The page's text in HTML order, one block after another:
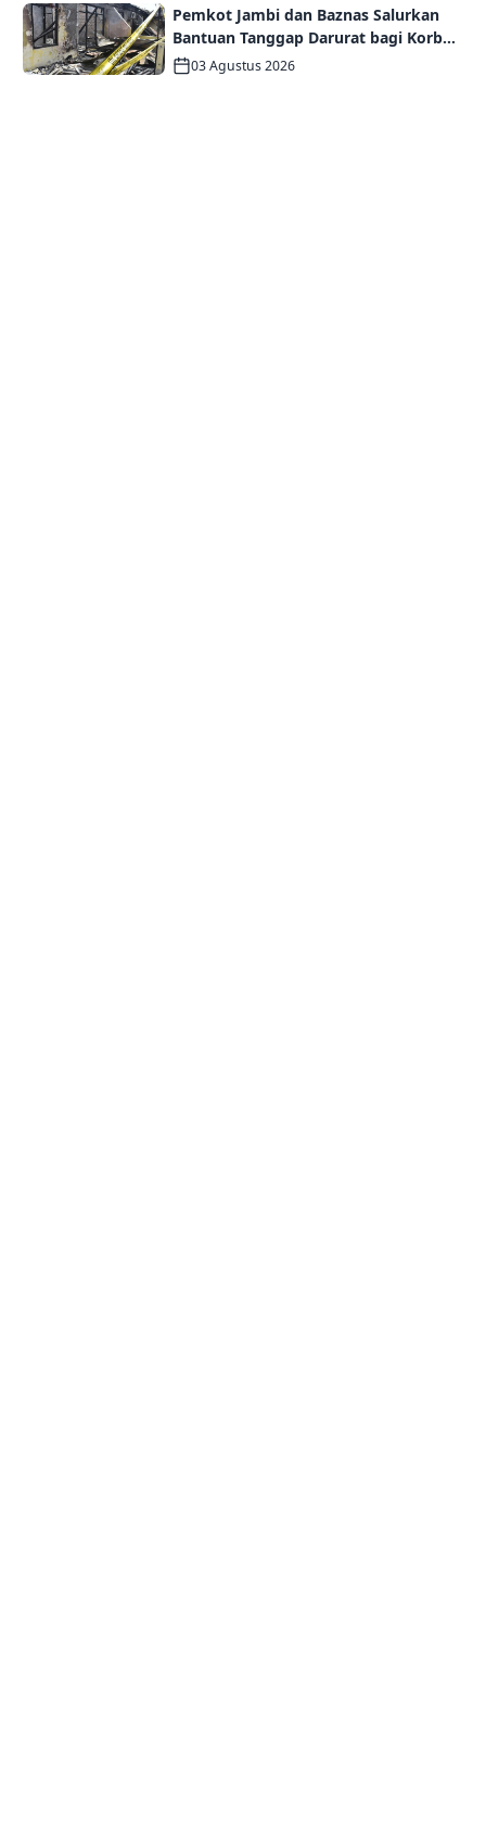
Pemkot Jambi dan Baznas Salurkan
Bantuan Tanggap Darurat bagi Korban
Kebakaran Asrama Polda Jambi
03 Agustus 2026